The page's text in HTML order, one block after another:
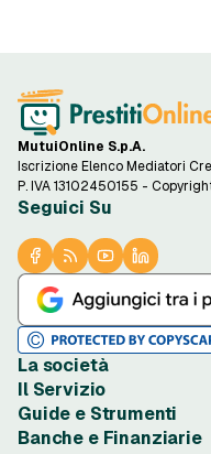
MutuiOnline S.p.A.
Iscrizione Elenco Mediatori
P. IVA 13102450155 -
Seguici Su
La società
Chi è PrestitiOnline.it
Contatta PrestitiOnline.it
Opinioni degli Utenti
Il Servizio
Come Funziona
Condizioni di Utilizzo
Guide e Strumenti
Guide Prestiti
Banche e Finanziarie